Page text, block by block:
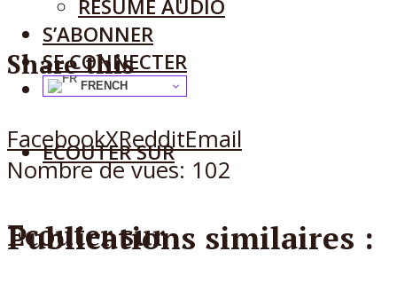
RÉSUMÉ AUDIO
S’ABONNER
SE CONNECTER
FRENCH
ECOUTER SUR
Ecouter sur
Share this
FacebookXRedditEmail
Nombre de vues: 102
Publications similaires :